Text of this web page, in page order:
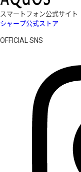
スマートフォン公式サイト
シャープ公式ストア
OFFICIAL SNS